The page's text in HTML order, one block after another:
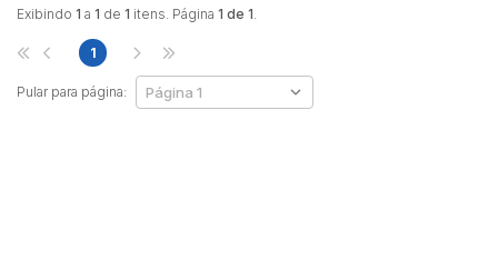
Exibindo 1 a 1 de 1 itens. Página 1 de 1.
Pular para página:
1